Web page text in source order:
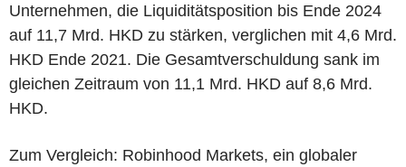
Unternehmen, die Liquiditätsposition bis Ende 2024
auf 11,7 Mrd. HKD zu stärken, verglichen mit 4,6 Mrd.
HKD Ende 2021. Die Gesamtverschuldung sank im
gleichen Zeitraum von 11,1 Mrd. HKD auf 8,6 Mrd.
HKD.
Zum Vergleich: Robinhood Markets, ein globaler